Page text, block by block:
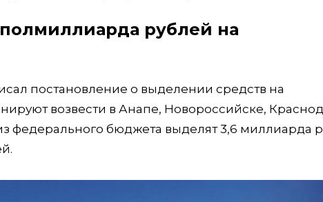
рублей на
постановление о выделении средств на
возвести в Анапе, Новороссийске,
федерального бюджета выделят 3,6 миллиарда